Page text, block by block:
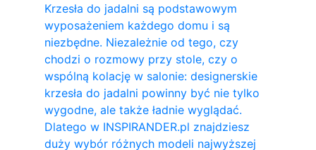
Krzesła do jadalni są podstawowym
wyposażeniem każdego domu i są
niezbędne. Niezależnie od tego, czy
chodzi o rozmowy przy stole, czy o
wspólną kolację w salonie: designerskie
krzesła do jadalni powinny być nie tylko
wygodne, ale także ładnie wyglądać.
Dlatego w INSPIRANDER.pl znajdziesz
duży wybór różnych modeli najwyższej